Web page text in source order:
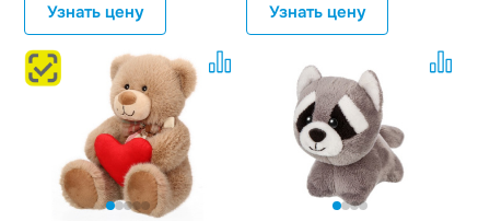
Узнать цену Узнать цену